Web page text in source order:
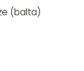
(balta)